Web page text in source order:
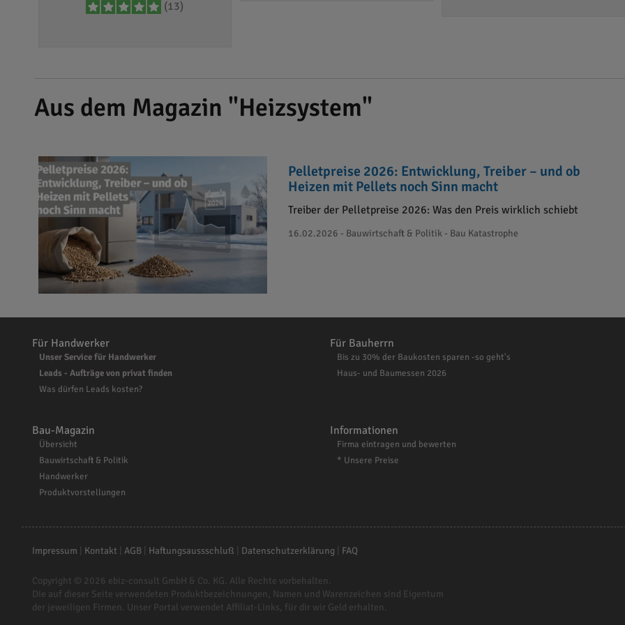
(13)
Aus dem Magazin "Heizsystem"
Pelletpreise 2026: Entwicklung, Treiber – und ob
Heizen mit Pellets noch Sinn macht
Treiber der Pelletpreise 2026: Was den Preis wirklich schiebt
16.02.2026 - Bauwirtschaft & Politik - Bau Katastrophe
Für Handwerker
Unser Service für Handwerker
Leads - Aufträge von privat finden
Was dürfen Leads kosten?
Für Bauherrn
Bis zu 30% der Baukosten sparen -so geht's
Haus- und Baumessen 2026
Bau-Magazin
Übersicht
Bauwirtschaft & Politik
Handwerker
Produktvorstellungen
Informationen
Firma eintragen und bewerten
* Unsere Preise
Impressum Kontakt| AGB| Haftungsaussschluß Datenschutzerklärung| FAQ
Copyright © 2026 ebiz-consult GmbH & Co. KG. Alle Rechte vorbehalten.
Die auf dieser Seite verwendeten Produktbezeichnungen, Namen und Warenzeichen sind Eigentum
der jeweiligen Firmen. Unser Portal verwendet Affiliat-Links, für dir wir Geld erhalten.